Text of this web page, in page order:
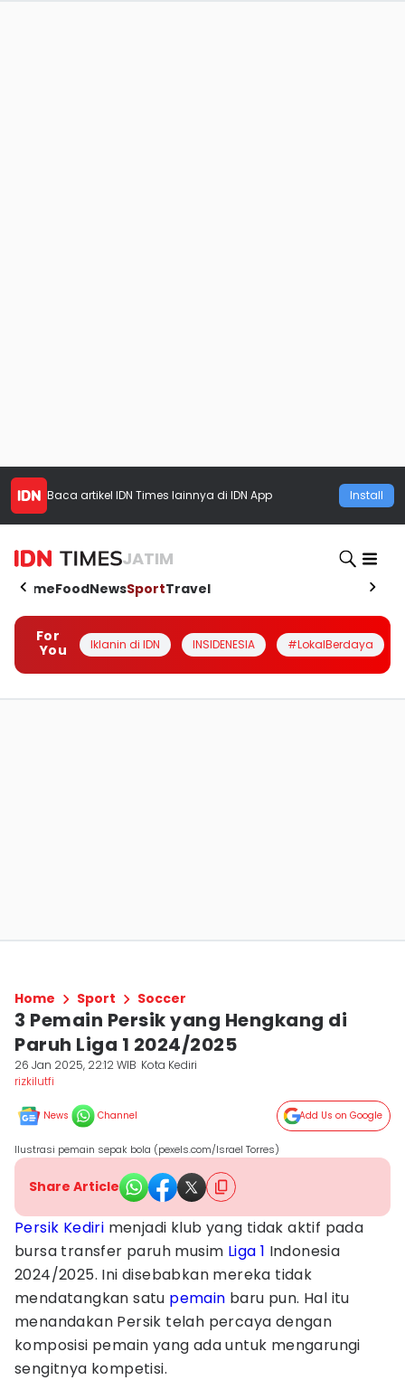
Baca artikel IDN Times lainnya di IDN App Install
JATIM
HomeFoodNewsSportTravel
For
You
Iklanin di IDN INSIDENESIA #LokalBerdaya
Home Sport Soccer
3 Pemain Persik yang Hengkang di
Paruh Liga 1 2024/2025
26 Jan 2025, 22:12 WIB Kota Kediri
rizkilutfi
News Channel Add Us on Google
Ilustrasi pemain sepak bola (pexels.com/Israel Torres)
Share Article
Persik Kediri menjadi klub yang tidak aktif pada
bursa transfer paruh musim Liga 1 Indonesia
2024/2025. Ini disebabkan mereka tidak
mendatangkan satu pemain baru pun. Hal itu
menandakan Persik telah percaya dengan
komposisi pemain yang ada untuk mengarungi
sengitnya kompetisi.